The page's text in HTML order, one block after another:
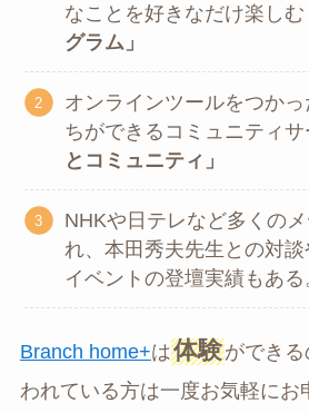
なことを好きなだけ楽しむ
グラム」
オンラインツールをつか
ちができるコミュニティサ
とコミュニティ」
NHKや日テレなど多くの
れ、本田秀夫先生との対
イベントの登壇実績もある
Branch home+は体験ができ
われている方は一度お気軽にお